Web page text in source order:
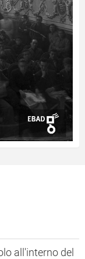
all'interno del